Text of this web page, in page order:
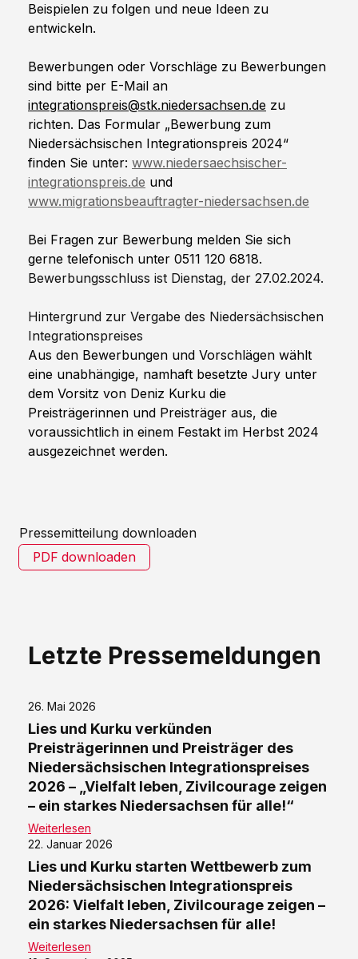
Pressemitteilung downloaden
PDF downloaden
Beispielen zu folgen und neue Ideen zu
entwickeln.
Bewerbungen oder Vorschläge zu Bewerbungen
sind bitte per E-Mail an
integrationspreis@stk.niedersachsen.de zu
richten. Das Formular „Bewerbung zum
Niedersächsischen Integrationspreis 2024“
finden Sie unter: www.niedersaechsischer-
integrationspreis.de und
www.migrationsbeauftragter-niedersachsen.de
Bei Fragen zur Bewerbung melden Sie sich
gerne telefonisch unter 0511 120 6818.
Bewerbungsschluss ist Dienstag, der 27.02.2024.
Hintergrund zur Vergabe des Niedersächsischen
Integrationspreises
Aus den Bewerbungen und Vorschlägen wählt
eine unabhängige, namhaft besetzte Jury unter
dem Vorsitz von Deniz Kurku die
Preisträgerinnen und Preisträger aus, die
voraussichtlich in einem Festakt im Herbst 2024
ausgezeichnet werden.
Letzte Pressemeldungen
26. Mai 2026
Lies und Kurku verkünden
Preisträgerinnen und Preisträger des
Niedersächsischen Integrationspreises
2026 – „Vielfalt leben, Zivilcourage zeigen
– ein starkes Niedersachsen für alle!“
Weiterlesen
22. Januar 2026
Lies und Kurku starten Wettbewerb zum
Niedersächsischen Integrationspreis
2026: Vielfalt leben, Zivilcourage zeigen –
ein starkes Niedersachsen für alle!
Weiterlesen